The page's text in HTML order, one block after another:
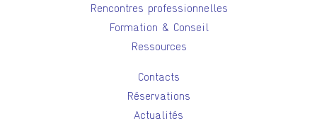
Rencontres professionnelles
Formation & Conseil
Ressources
Contacts
Réservations
Actualités